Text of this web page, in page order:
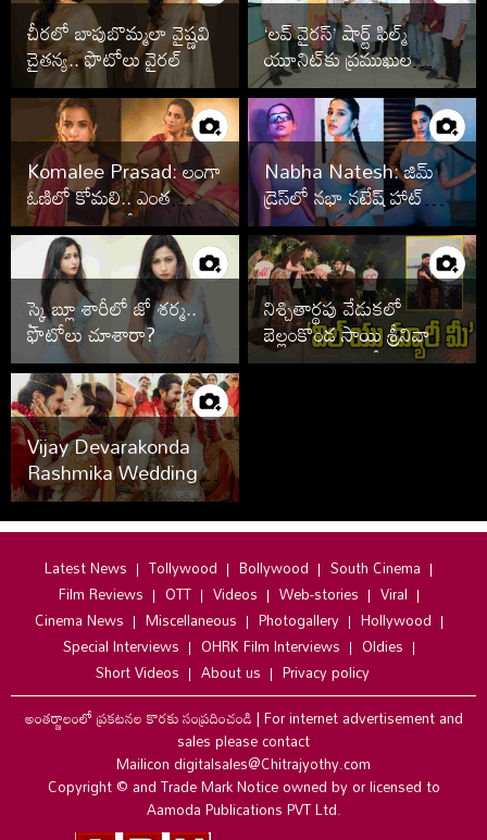
చీరలో బాపుబొమ్మలా వైష్ణవి
చైతన్య.. ఫొటోలు వైరల్
‘లవ్ వైరస్’ షార్ట్ ఫిల్మ్
యూనిట్‌కు ప్రముఖుల
అభినందనలు
Komalee Prasad: లంగా
ఓణిలో కోమలి.. ఎంత
అందంగా ఉందో!
Nabha Natesh: జిమ్
డ్రెస్‌లో నభా నటేష్ హాట్
హాట్‌గా.. పిక్స్ వైరల్!
స్కై బ్లూ శారీలో జో శర్మ..
ఫొటోలు చూశారా?
నిశ్చితార్థపు వేడుకలో
బెల్లంకొండ సాయి శ్రీనివాస్,
కావ్య రెడ్డి.. ఫొటోలు వైరల్
Vijay Devarakonda
Rashmika Wedding
Photos
Latest News Tollywood Bollywood
South Cinema
Film Reviews
OTT Videos Web-stories
Viral
Cinema News
Miscellaneous Photogallery
Hollywood
Special Interviews
OHRK Film Interviews
Oldies
Short Videos
About us
Privacy policy
అంతర్జాలంలో ప్రకటనల కొరకు సంప్రదించండి|For internet advertisement and
sales please contact
Mailicon digitalsales@Chitrajyothy.com
Copyright © and Trade Mark Notice owned by or licensed to
Aamoda Publications PVT Ltd.